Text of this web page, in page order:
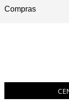
Compras